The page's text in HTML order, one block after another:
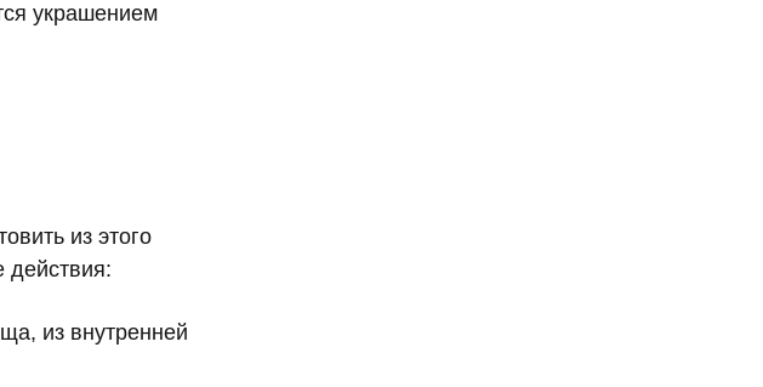
украшением
из этого
действия:
из внутренней